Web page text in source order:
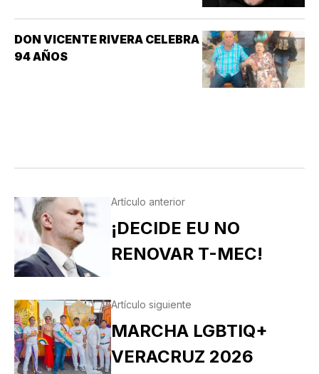
DON VICENTE RIVERA CELEBRA
94 AÑOS
Artículo anterior
¡DECIDE EU NO
RENOVAR T-MEC!
Artículo siguiente
MARCHA LGBTIQ+
VERACRUZ 2026